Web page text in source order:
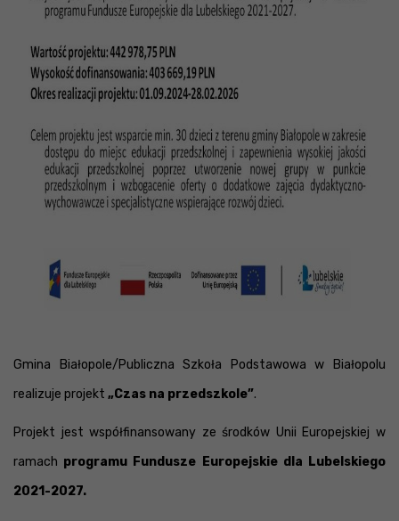
Gmina Białopole/Publiczna Szkoła Podstawowa w Białopolu
realizuje projekt „Czas na przedszkole”.
Projekt jest współfinansowany ze środków Unii Europejskiej w
ramach programu Fundusze Europejskie dla Lubelskiego
2021-2027.